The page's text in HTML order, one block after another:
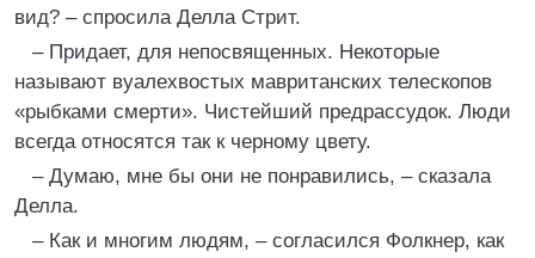
вид? – спросила Делла Стрит.
– Придает, для непосвященных. Некоторые
называют вуалехвостых мавританских телескопов
«рыбками смерти». Чистейший предрассудок. Люди
всегда относятся так к черному цвету.
– Думаю, мне бы они не понравились, – сказала
Делла.
– Как и многим людям, – согласился Фолкнер, как